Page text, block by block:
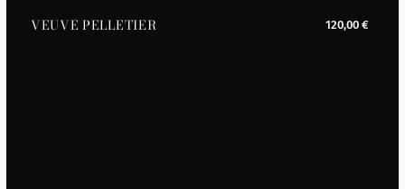
VEUVE PELLETIER 120,00 €